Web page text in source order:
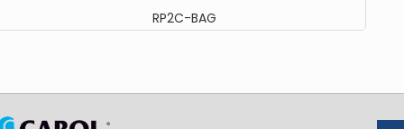
RP2C-BAG